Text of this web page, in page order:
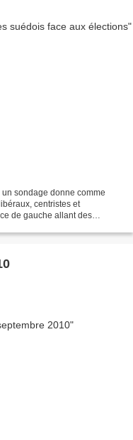
sondage donne comme
centristes et
de gauche allant des